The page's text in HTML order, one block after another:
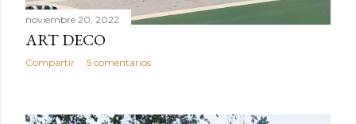
noviembre 20, 2022
ART DECO
Compartir 5 comentarios